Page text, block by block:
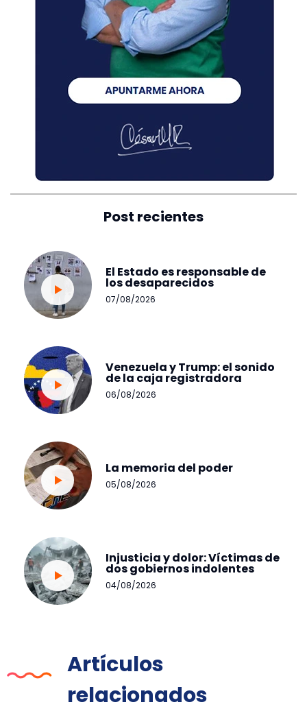
Post recientes
El Estado es responsable de
los desaparecidos
07/08/2026
Venezuela y Trump: el sonido
de la caja registradora
06/08/2026
La memoria del poder
05/08/2026
Injusticia y dolor: Víctimas de
dos gobiernos indolentes
04/08/2026
Artículos
relacionados